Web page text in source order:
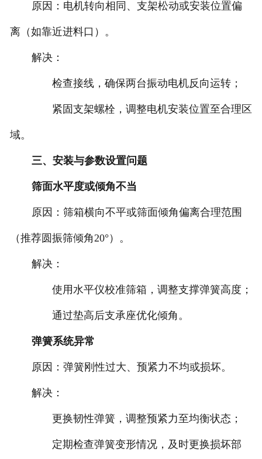
‌原因‌：电机转向相同、支架松动或安装位置偏
离（如靠近进料口）‌。
‌解决‌：
检查接线，确保两台振动电机反向运转‌；
紧固支架螺栓，调整电机安装位置至合理区
域‌。
三、安装与参数设置问题
‌筛面水平度或倾角不当‌
‌原因‌：筛箱横向不平或筛面倾角偏离合理范围
（推荐圆振筛倾角20°）‌。
‌解决‌：
使用水平仪校准筛箱，调整支撑弹簧高度‌；
通过垫高后支承座优化倾角‌。
‌弹簧系统异常‌
‌原因‌：弹簧刚性过大、预紧力不均或损坏‌。
‌解决‌：
更换韧性弹簧，调整预紧力至均衡状态‌；
定期检查弹簧变形情况，及时更换损坏部